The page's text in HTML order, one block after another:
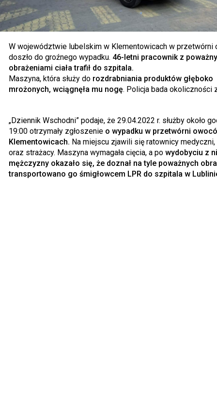
W województwie lubelskim w Klementowicach w przetwórni
doszło do groźnego wypadku. 46-letni pracownik z
obrażeniami ciała trafił do szpitala.
Maszyna, która służy do rozdrabniania produktów głęboko
mrożonych, wciągnęła mu nogę. Policja bada okoliczności
„Dziennik Wschodni” podaje, że 29.04.2022 r. służby około
19:00 otrzymały zgłoszenie o wypadku w przetwórni
Klementowicach. Na miejscu zjawili się ratownicy
oraz strażacy. Maszyna wymagała cięcia, a po wydobyciu z
mężczyzny okazało się, że doznał na tyle poważnych
transportowano go śmigłowcem LPR do szpitala w